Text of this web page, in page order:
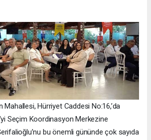
Mahallesi, Hürriyet Caddesi No:16,’da
Seçim Koordinasyon Merkezine
bu önemli gününde çok sayıda